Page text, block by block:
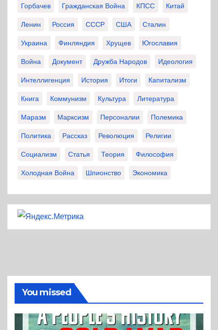
Горбачев Гражданская Война КПСС Китай
Ленин Россия СССР США Сталин
Украина Финляндия Хрущев Югославия
Война Документ Дружба Народов Идеология
Интеллигенция История Итоги Капитализм
Книга Коммунизм Культура Литература
Маразм Марксизм Персоналии Полемика
Политика Рассказ Революция Религии
Социализм Статья Теория Философия
Холодная Война Шпионство Экономика
You missed